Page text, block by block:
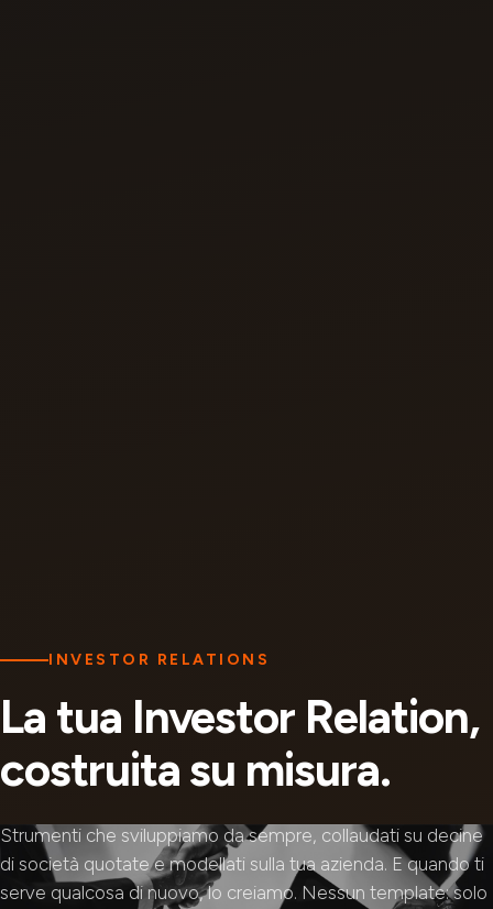
INVESTOR RELATIONS
La tua Investor Relation,
costruita su misura.
Strumenti che sviluppiamo da sempre, collaudati su decine
di società quotate e modellati sulla tua azienda. E quando ti
serve qualcosa di nuovo, lo creiamo. Nessun template: solo